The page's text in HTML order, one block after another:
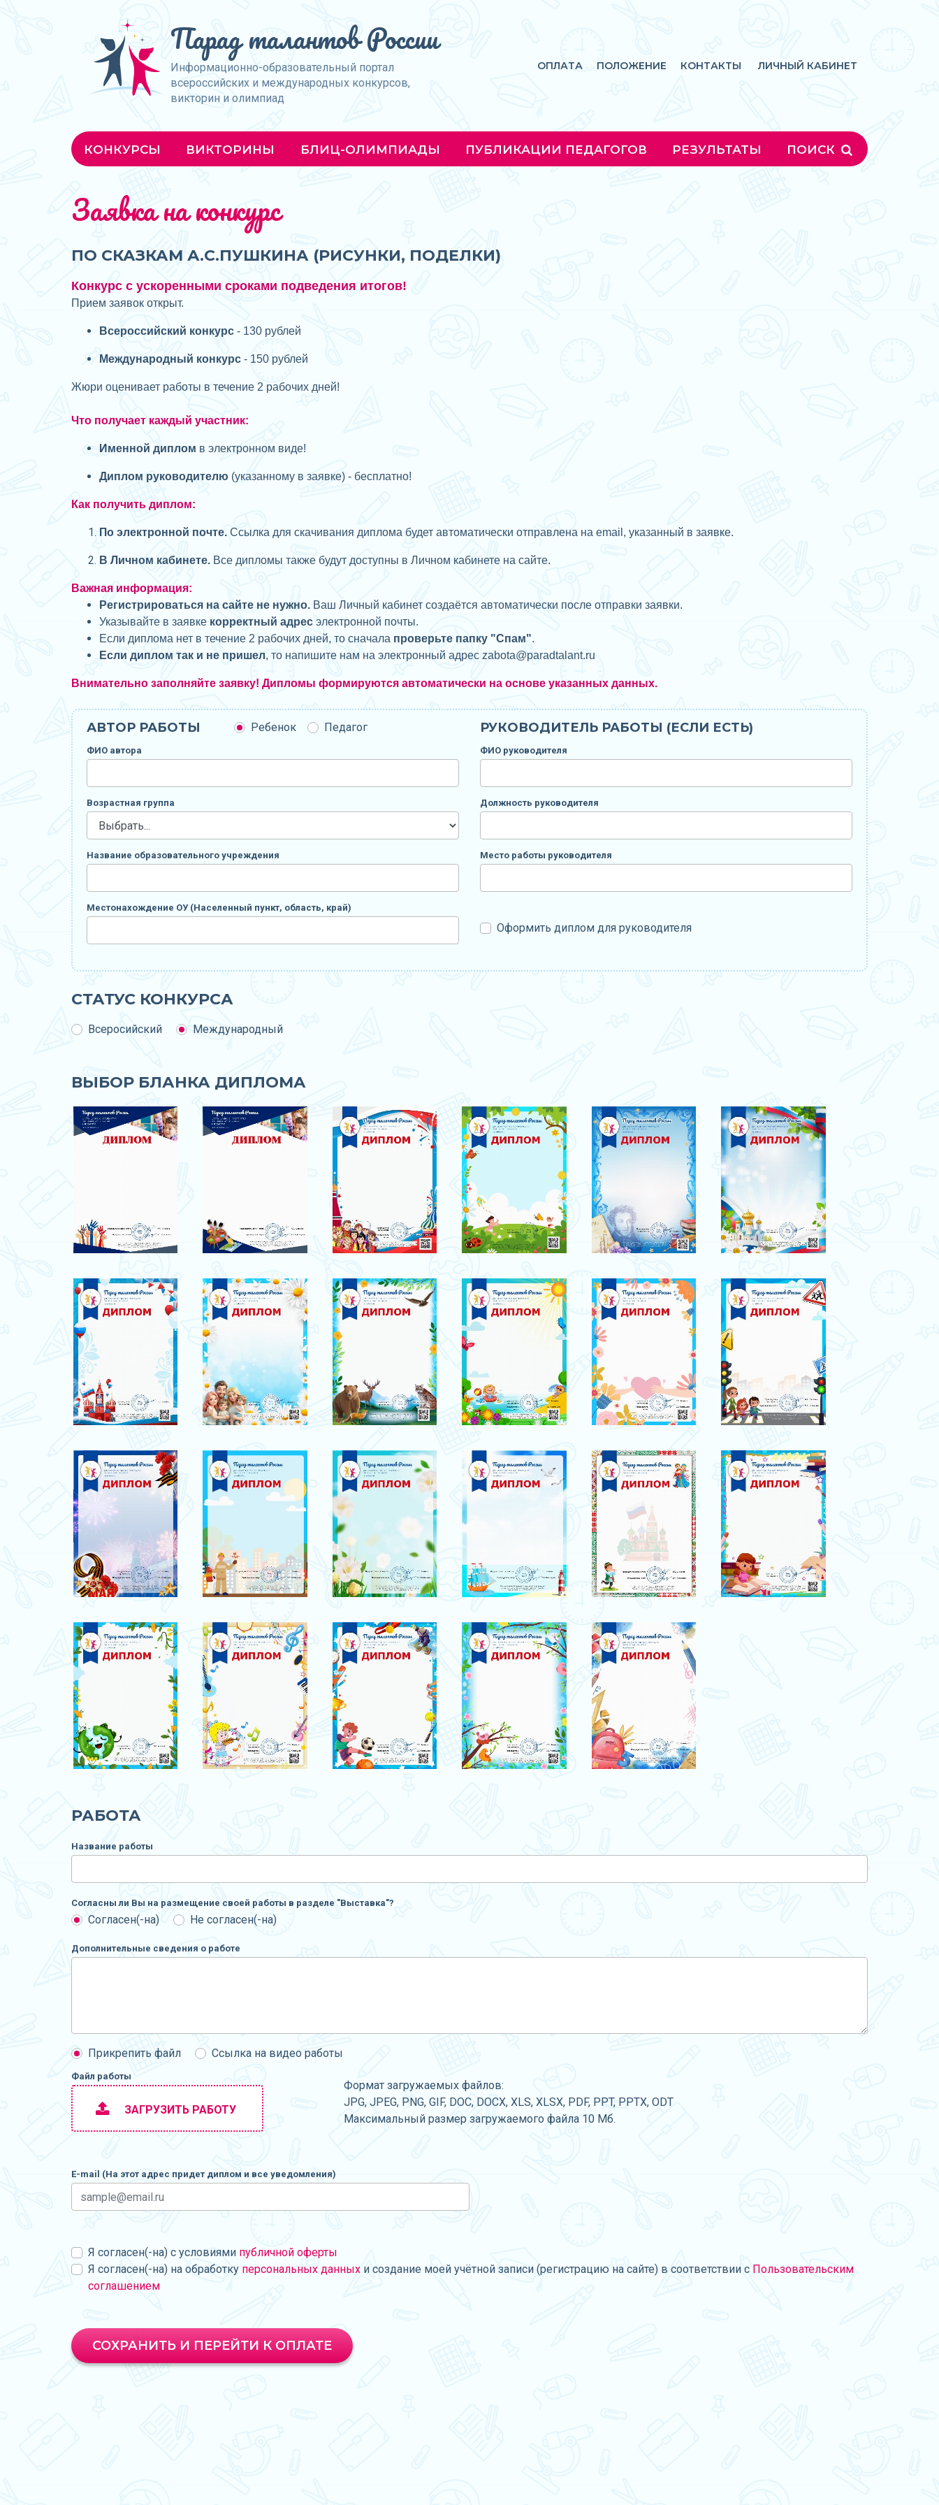
Парад талантов России
Информационно-образовательный портал
всероссийских и международных конкурсов,
викторин и олимпиад
ОПЛАТА ПОЛОЖЕНИЕ КОНТАКТЫ ЛИЧНЫЙ КАБИНЕТ
КОНКУРСЫ ВИКТОРИНЫ БЛИЦ-ОЛИМПИАДЫ ПУБЛИКАЦИИ ПЕДАГОГОВ РЕЗУЛЬТАТЫ ПОИСК
Заявка на конкурс
ПО СКАЗКАМ А.С.ПУШКИНА (РИСУНКИ, ПОДЕЛКИ)
Конкурс с ускоренными сроками подведения итогов!
Прием заявок открыт.
Всероссийский конкурс - 130 рублей
Международный конкурс - 150 рублей
Жюри оценивает работы в течение 2 рабочих дней!
Что получает каждый участник:
Именной диплом в электронном виде!
Диплом руководителю (указанному в заявке) - бесплатно!
Как получить диплом:
По электронной почте. Ссылка для скачивания диплома будет автоматически отправлена на email, указанный в заявке.
В Личном кабинете. Все дипломы также будут доступны в Личном кабинете на сайте.
Важная информация:
Регистрироваться на сайте не нужно. Ваш Личный кабинет создаётся автоматически после отправки заявки.
Указывайте в заявке корректный адрес электронной почты.
Если диплома нет в течение 2 рабочих дней, то сначала проверьте папку "Спам".
Если диплом так и не пришел, то напишите нам на электронный адрес zabota@paradtalant.ru
Внимательно заполняйте заявку! Дипломы формируются автоматически на основе указанных данных.
АВТОР РАБОТЫ Ребенок Педагог
ФИО автора
Возрастная группа
Название образовательного учреждения
Местонахождение ОУ (Населенный пункт, область, край)
РУКОВОДИТЕЛЬ РАБОТЫ (ЕСЛИ ЕСТЬ)
ФИО руководителя
Должность руководителя
Место работы руководителя
Оформить диплом для руководителя
СТАТУС КОНКУРСА
Всеросийский Международный
ВЫБОР БЛАНКА ДИПЛОМА
РАБОТА
Название работы
Согласны ли Вы на размещение своей работы в разделе "Выставка"?
Согласен(-на) Не согласен(-на)
Дополнительные сведения о работе
Прикрепить файл Ссылка на видео работы
Файл работы
ЗАГРУЗИТЬ РАБОТУ
Формат загружаемых файлов:
JPG, JPEG, PNG, GIF, DOC, DOCX, XLS, XLSX, PDF, PPT, PPTX, ODT
Максимальный размер загружаемого файла 10 Мб.
E-mail (На этот адрес придет диплом и все уведомления)
Я согласен(-на) с условиями публичной оферты
Я согласен(-на) на обработку персональных данных и создание моей учётной записи (регистрацию на сайте) в соответствии с Пользовательским
соглашением
СОХРАНИТЬ И ПЕРЕЙТИ К ОПЛАТЕ